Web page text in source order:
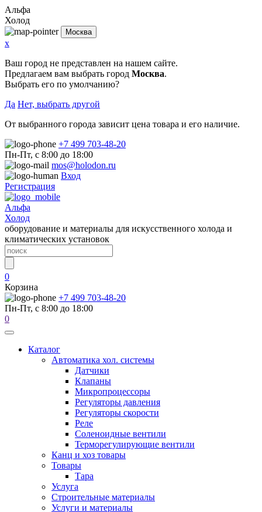
Альфа
Холод
Москва
x
Ваш город не представлен на нашем сайте.
Предлагаем вам выбрать город Москва.
Выбрать его по умолчанию?
Да Нет, выбрать другой
От выбранного города зависит цена товара и его наличие.
+7 499 703-48-20
Пн-Пт, с 8:00 до 18:00
mos@holodon.ru
Вход
Регистрация
Альфа
Холод
оборудование и материалы для искусственного холода и
климатических установок
0
Корзина
+7 499 703-48-20
Пн-Пт, с 8:00 до 18:00
0
Каталог
Автоматика хол. системы
Датчики
Клапаны
Микропроцессоры
Регуляторы давления
Регуляторы скорости
Реле
Соленоидные вентили
Терморегулирующие вентили
Канц и хоз товары
Товары
Тара
Услуга
Строительные материалы
Услуги и материалы